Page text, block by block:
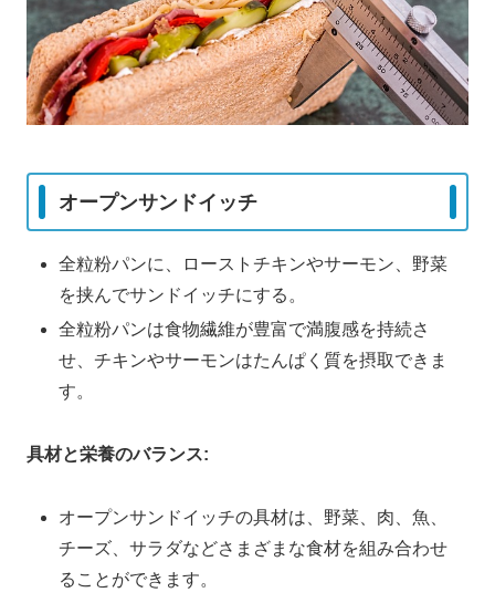
オープンサンドイッチ
全粒粉パンに、ローストチキンやサーモン、野菜
を挟んでサンドイッチにする。
全粒粉パンは食物繊維が豊富で満腹感を持続さ
せ、チキンやサーモンはたんぱく質を摂取できま
す。
具材と栄養のバランス:
オープンサンドイッチの具材は、野菜、肉、魚、
チーズ、サラダなどさまざまな食材を組み合わせ
ることができます。